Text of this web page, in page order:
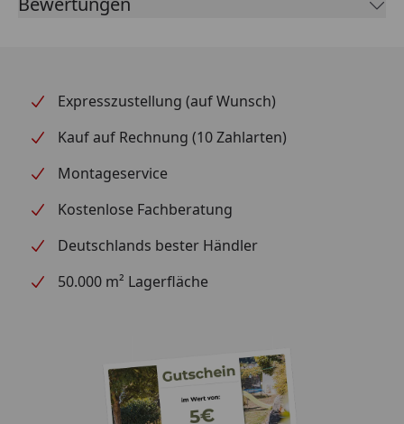
Expresszustellung (auf Wunsch)
Kauf auf Rechnung (10 Zahlarten)
Montageservice
Kostenlose Fachberatung
Deutschlands bester Händler
50.000 m² Lagerfläche